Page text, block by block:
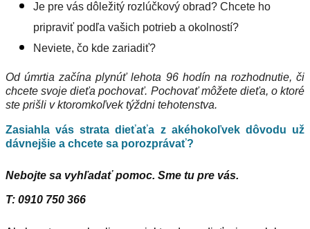
Je pre vás dôležitý rozlúčkový obrad? Chcete ho
pripraviť podľa vašich potrieb a okolností?
Neviete, čo kde zariadiť?
Od úmrtia začína plynúť lehota 96 hodín na rozhodnutie, či
chcete svoje dieťa pochovať. Pochovať môžete dieťa, o ktoré
ste prišli v ktoromkoľvek týždni tehotenstva.
Zasiahla vás strata dieťaťa z akéhokoľvek dôvodu už
dávnejšie a chcete sa porozprávať?
Nebojte sa vyhľadať pomoc. Sme tu pre vás.
T: 0910 750 366